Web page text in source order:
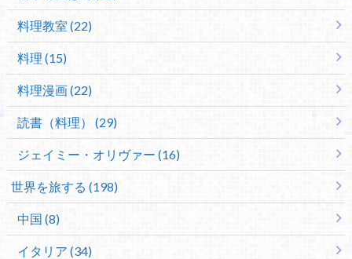
料理教室 (22)
料理 (15)
料理漫画 (22)
読書（料理） (29)
ジェイミー・オリヴァー (16)
世界を旅する (198)
中国 (8)
イタリア (34)